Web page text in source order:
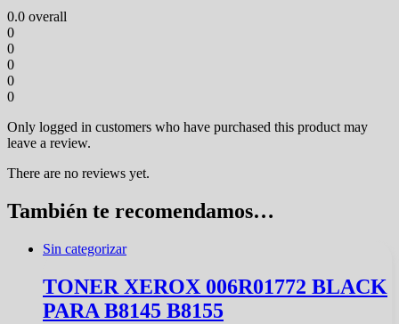
0.0 overall
0
0
0
0
0
Only logged in customers who have purchased this product may
leave a review.
There are no reviews yet.
También te recomendamos…
Sin categorizar
TONER XEROX 006R01772 BLACK
PARA B8145 B8155